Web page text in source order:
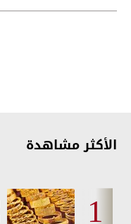
الأكثر مشاهدة